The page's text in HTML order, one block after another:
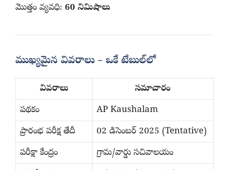
మొత్తం వ్యవధి: 60 నిమిషాలు
ముఖ్యమైన వివరాలు – ఒకే టేబుల్‌లో
వివరాలు
సమాచారం
పథకం
AP Kaushalam
ప్రారంభ పరీక్ష తేదీ
02 డిసెంబర్ 2025 (Tentative)
పరీక్షా కేంద్రం
గ్రామ/వార్డు సచివాలయం